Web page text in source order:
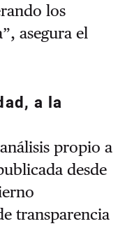
los
asegura el
a la
propio a
desde
transparencia